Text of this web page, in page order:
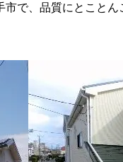
で、品質にとこと